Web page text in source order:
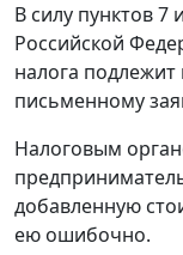
В силу пунктов 7 и
Российской
налога
письменному
Налоговым
добавленную
ею ошибочно.